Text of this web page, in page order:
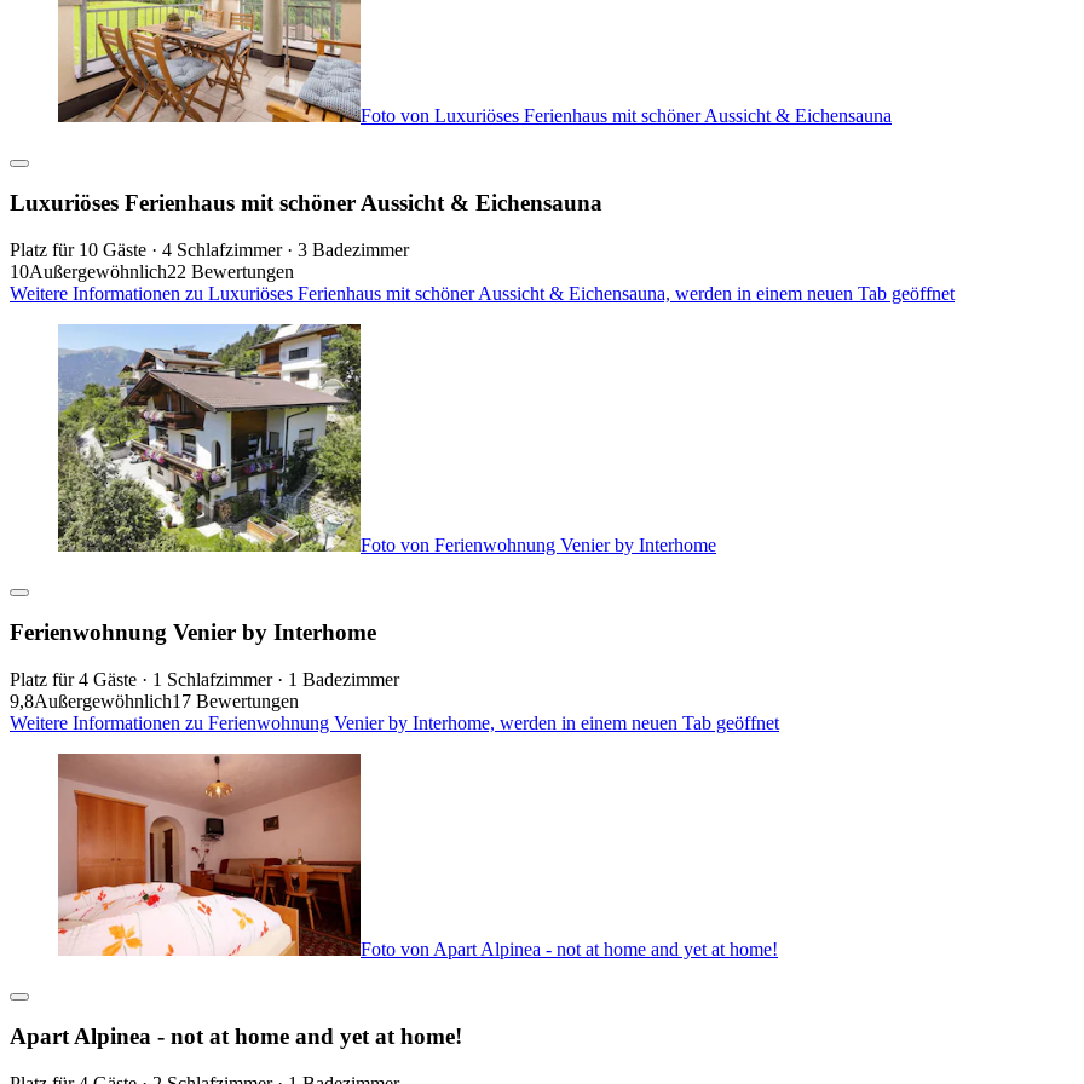
Foto von Luxuriöses Ferienhaus mit schöner Aussicht & Eichensauna
Luxuriöses Ferienhaus mit schöner Aussicht & Eichensauna
Platz für 10 Gäste · 4 Schlafzimmer · 3 Badezimmer
10Außergewöhnlich22 Bewertungen
Weitere Informationen zu Luxuriöses Ferienhaus mit schöner Aussicht & Eichensauna, werden in einem neuen Tab geöffnet
Foto von Ferienwohnung Venier by Interhome
Ferienwohnung Venier by Interhome
Platz für 4 Gäste · 1 Schlafzimmer · 1 Badezimmer
9,8Außergewöhnlich17 Bewertungen
Weitere Informationen zu Ferienwohnung Venier by Interhome, werden in einem neuen Tab geöffnet
Foto von Apart Alpinea - not at home and yet at home!
Apart Alpinea - not at home and yet at home!